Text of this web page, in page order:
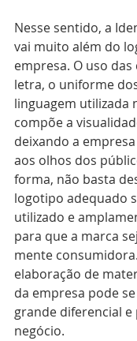
Nesse sentido, a
vai muito além do
empresa. O uso
letra, o uniforme
linguagem utilizada
compõe a
deixando a
aos olhos dos
forma, não basta
logotipo adequado
utilizado e
para que a marca
mente
elaboração de
da empresa pode
grande diferencial
negócio.